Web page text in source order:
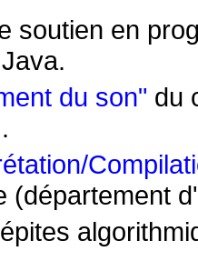
soutien en
Java.
du son" du
(département